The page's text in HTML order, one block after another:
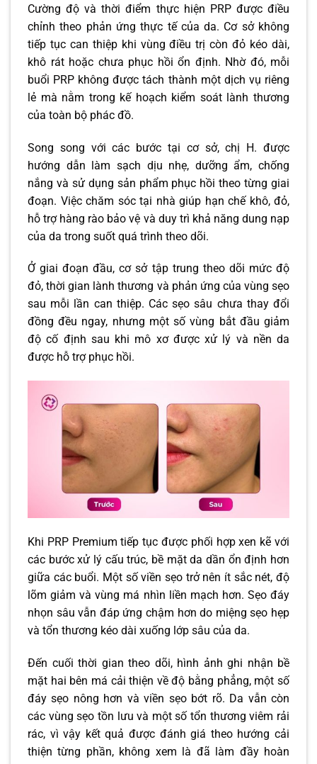
Cường độ và thời điểm thực hiện PRP được điều
chỉnh theo phản ứng thực tế của da. Cơ sở không
tiếp tục can thiệp khi vùng điều trị còn đỏ kéo dài,
khô rát hoặc chưa phục hồi ổn định. Nhờ đó, mỗi
buổi PRP không được tách thành một dịch vụ riêng
lẻ mà nằm trong kế hoạch kiểm soát lành thương
của toàn bộ phác đồ.
Song song với các bước tại cơ sở, chị H. được
hướng dẫn làm sạch dịu nhẹ, dưỡng ẩm, chống
nắng và sử dụng sản phẩm phục hồi theo từng giai
đoạn. Việc chăm sóc tại nhà giúp hạn chế khô, đỏ,
hỗ trợ hàng rào bảo vệ và duy trì khả năng dung nạp
của da trong suốt quá trình theo dõi.
Ở giai đoạn đầu, cơ sở tập trung theo dõi mức độ
đỏ, thời gian lành thương và phản ứng của vùng sẹo
sau mỗi lần can thiệp. Các sẹo sâu chưa thay đổi
đồng đều ngay, nhưng một số vùng bắt đầu giảm
độ cố định sau khi mô xơ được xử lý và nền da
được hỗ trợ phục hồi.
Khi PRP Premium tiếp tục được phối hợp xen kẽ với
các bước xử lý cấu trúc, bề mặt da dần ổn định hơn
giữa các buổi. Một số viền sẹo trở nên ít sắc nét, độ
lõm giảm và vùng má nhìn liền mạch hơn. Sẹo đáy
nhọn sâu vẫn đáp ứng chậm hơn do miệng sẹo hẹp
và tổn thương kéo dài xuống lớp sâu của da.
Đến cuối thời gian theo dõi, hình ảnh ghi nhận bề
mặt hai bên má cải thiện về độ bằng phẳng, một số
đáy sẹo nông hơn và viền sẹo bớt rõ. Da vẫn còn
các vùng sẹo tồn lưu và một số tổn thương viêm rải
rác, vì vậy kết quả được đánh giá theo hướng cải
thiện từng phần, không xem là đã làm đầy hoàn